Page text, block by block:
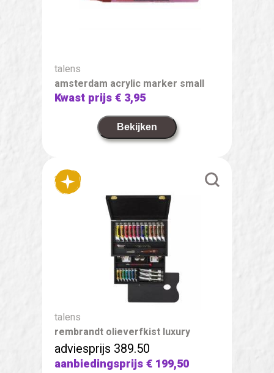
talens
amsterdam acrylic marker small
Kwast prijs€ 3,95
Bekijken
talens
rembrandt olieverfkist luxury
adviesprijs 389.50
aanbiedingsprijs€ 199,50